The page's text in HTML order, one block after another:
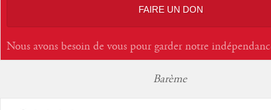
FAIRE UN DON
Nous avons besoin de vous pour garder notre
Barème